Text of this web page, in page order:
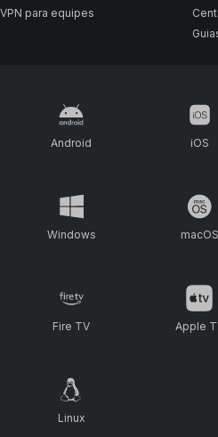
VPN para equipes
Android iOS
Windows macOS
Fire TV Apple
Linux